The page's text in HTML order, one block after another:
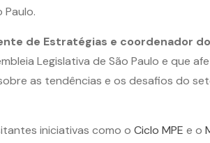
de Estratégias e coordenador
Legislativa de São Paulo e que
as tendências e os desafios do
iniciativas como o Ciclo MPE e o